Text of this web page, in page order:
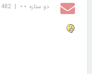
دو ستاره ⋆⋆ |
482